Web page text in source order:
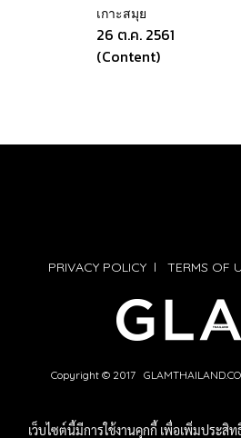
เกาะสมุย
26 ต.ค. 2561
(Content)
PRIVACY POLICYl TERMS OF
Copyright © 2017
เว็บไซต์นี้มีการใช้งานคุกกี้ เพื่อเพิ่มประ